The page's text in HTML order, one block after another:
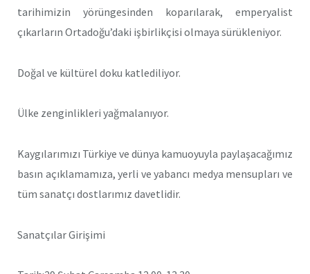
tarihimizin yörüngesinden koparılarak, emperyalist
çıkarların Ortadoğu’daki işbirlikçisi olmaya sürükleniyor.
Doğal ve kültürel doku katlediliyor.
Ülke zenginlikleri yağmalanıyor.
Kaygılarımızı Türkiye ve dünya kamuoyuyla paylaşacağımız
basın açıklamamıza, yerli ve yabancı medya mensupları ve
tüm sanatçı dostlarımız davetlidir.
Sanatçılar Girişimi